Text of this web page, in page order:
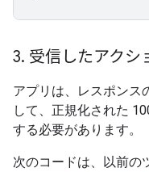
3. 受信したアクシ
アプリは、レスポンス
して、正規化された
する必要があります。
次のコードは、以前の